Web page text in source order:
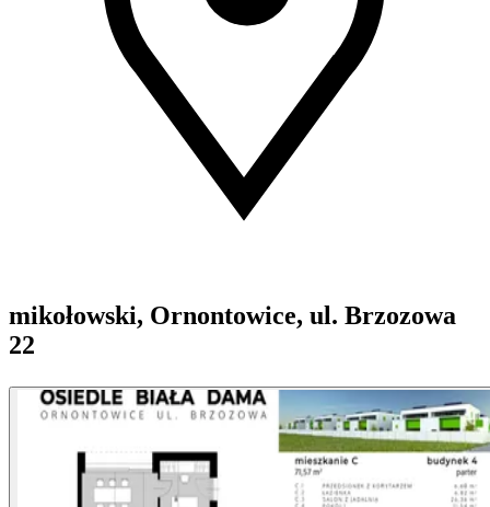
mikołowski, Ornontowice, ul. Brzozowa
22